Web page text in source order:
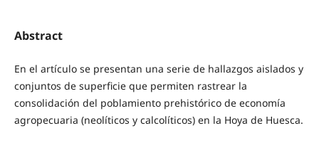
Abstract
En el artículo se presentan una serie de hallazgos aislados y
conjuntos de superficie que permiten rastrear la
consolidación del poblamiento prehistórico de economía
agropecuaria (neolíticos y calcolíticos) en la Hoya de Huesca.